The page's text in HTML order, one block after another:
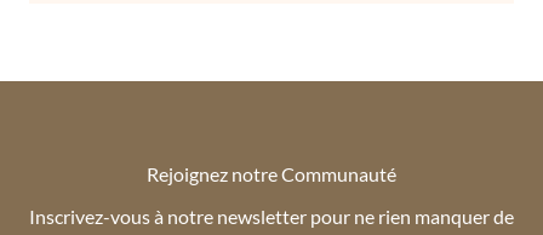
Rejoignez notre Communauté
Inscrivez-vous à notre newsletter pour ne rien manquer de